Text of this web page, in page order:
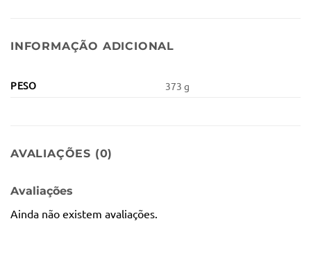
INFORMAÇÃO ADICIONAL
PESO 373 g
AVALIAÇÕES (0)
Avaliações
Ainda não existem avaliações.